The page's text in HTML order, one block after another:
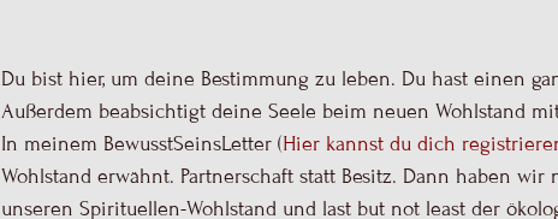
Bei jeder Wohlstand-Energie geht es immer um mehr
Blogbeiträgen.